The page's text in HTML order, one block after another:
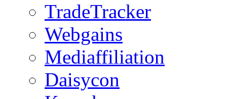
TradeTracker
Webgains
Mediaffiliation
Daisycon